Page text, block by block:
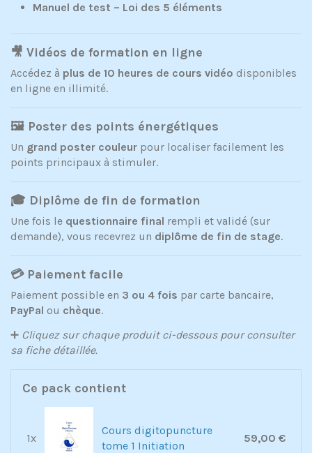
Manuel de test – Loi des 5 éléments
🎥 Vidéos de formation en ligne
Accédez à plus de 10 heures de cours vidéo disponibles
en ligne en illimité.
🖼 Poster des points énergétiques
Un grand poster couleur pour localiser facilement les
points principaux à stimuler.
🎓 Diplôme de fin de formation
Une fois le questionnaire final rempli et validé (sur
demande), vous recevrez un diplôme de fin de stage.
💳 Paiement facile
Paiement possible en 3 ou 4 fois par carte bancaire,
PayPal ou chèque.
➕ Cliquez sur chaque produit ci-dessous pour consulter
sa fiche détaillée.
Ce pack contient
1x
Cours digitopuncture
tome 1 Initiation
59,00 €